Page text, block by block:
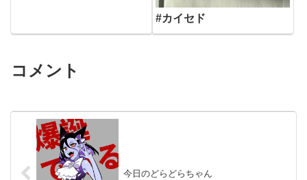
#カイセド
コメント
今日のどらどらちゃん